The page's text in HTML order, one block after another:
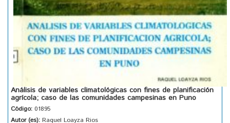
Análisis de variables climatológicas con fines de planificación
agrícola; caso de las comunidades campesinas en Puno
Código: 01895
Autor (es): Raquel Loayza Rios